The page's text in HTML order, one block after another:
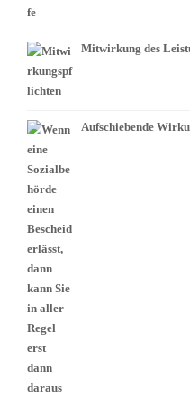
Mitwirkung des
Aufschiebende